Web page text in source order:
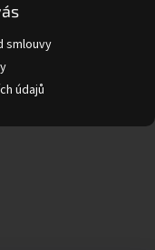
smlouvy
údajů